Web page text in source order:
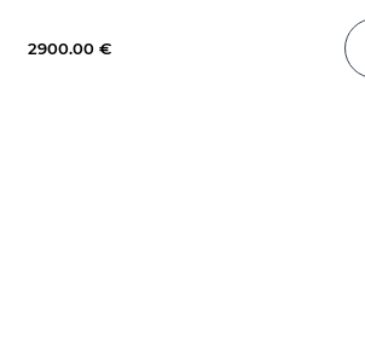
2900.00 €
Piétement 100% teck assise et
provenance : vache origine : brésil /
cuir top-grain / non-traitéfinition /